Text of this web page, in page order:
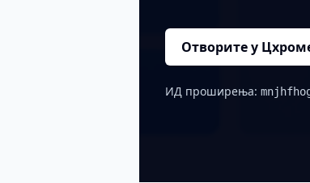
Отворите у
ИД проширења: